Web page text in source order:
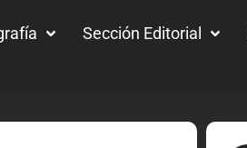
Sección Editorial